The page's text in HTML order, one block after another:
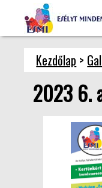
Kezdőlap >
2023 6.